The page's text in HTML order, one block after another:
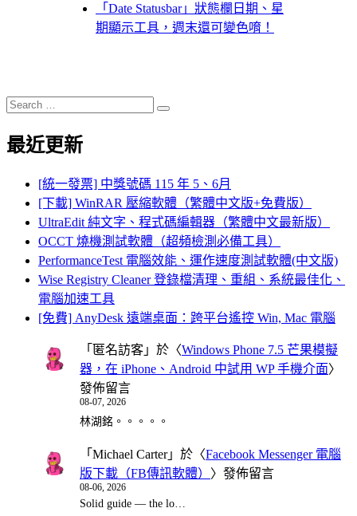
「Date Statusbar」狀態欄日期、星
期顯示工具，週末還可變色唷！
Search
for:
Search
最近更新
[統一發票] 中獎號碼 115 年 5、6月
[下載] WinRAR 壓縮軟體（繁體中文版+免費版）
UltraEdit 純文字、程式碼編輯器（繁體中文最新版）
OCCT 燒機測試軟體（超頻檢測必備工具）
PerformanceTest 電腦效能、運作速度測試軟體(中文版)
Wise Registry Cleaner 登錄檔清理、重組、系統最佳化、
電腦加速工具
[免費] AnyDesk 遠端桌面：跨平台遙控 Win, Mac 電腦
「 匿名訪客 」於〈Windows Phone 7.5 芒果模擬
器，在 iPhone、Android 中試用 WP 手機介面〉
發佈留言
08-07, 2026
林湖銘。。。。。
「 Michael Carter」於〈Facebook Messenger 電腦
版下載（FB傳訊軟體） 〉發佈留言
08-06, 2026
Solid guide — the lo…